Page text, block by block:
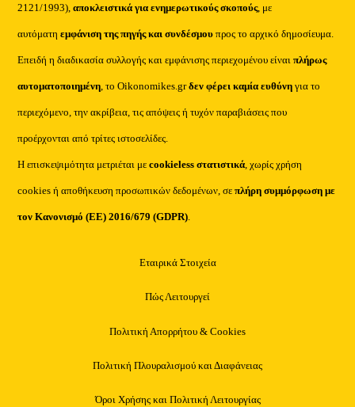
2121/1993), αποκλειστικά για ενημερωτικούς σκοπούς, με
αυτόματηεμφάνιση της πηγής και συνδέσμου προς το αρχικό δημοσίευμα.
Επειδή η διαδικασία συλλογής και εμφάνισης περιεχομένου είναιπλήρως
αυτοματοποιημένη, το Oikonomikes.grδεν φέρει καμία ευθύνη για το
περιεχόμενο, την ακρίβεια, τις απόψεις ή τυχόν παραβιάσεις που
προέρχονται από τρίτες ιστοσελίδες.
Η επισκεψιμότητα μετριέται μεcookieless στατιστικά, χωρίς χρήση
cookies ή αποθήκευση προσωπικών δεδομένων, σεπλήρη συμμόρφωση με
τον Κανονισμό (ΕΕ) 2016/679 (GDPR).
Εταιρικά Στοιχεία
Πώς Λειτουργεί
Πολιτική Απορρήτου & Cookies
Πολιτική Πλουραλισμού και Διαφάνειας
Όροι Χρήσης και Πολιτική Λειτουργίας